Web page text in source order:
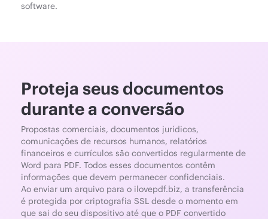
software.
Proteja seus documentos
durante a conversão
Propostas comerciais, documentos jurídicos,
comunicações de recursos humanos, relatórios
financeiros e currículos são convertidos regularmente de
Word para PDF. Todos esses documentos contêm
informações que devem permanecer confidenciais.
Ao enviar um arquivo para o ilovepdf.biz, a transferência
é protegida por criptografia SSL desde o momento em
que sai do seu dispositivo até que o PDF convertido